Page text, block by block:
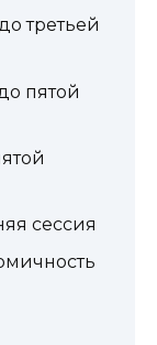
третьей
пятой
сессия